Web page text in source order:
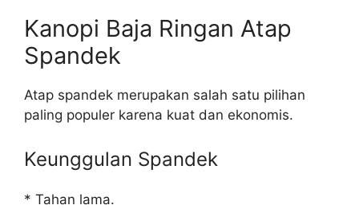
Kanopi Baja Ringan Atap
Spandek
Atap spandek merupakan salah satu pilihan
paling populer karena kuat dan ekonomis.
Keunggulan Spandek
* Tahan lama.